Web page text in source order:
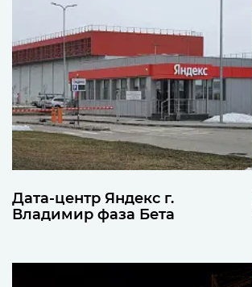
Дата-центр Яндекс г.
Владимир фаза Бета